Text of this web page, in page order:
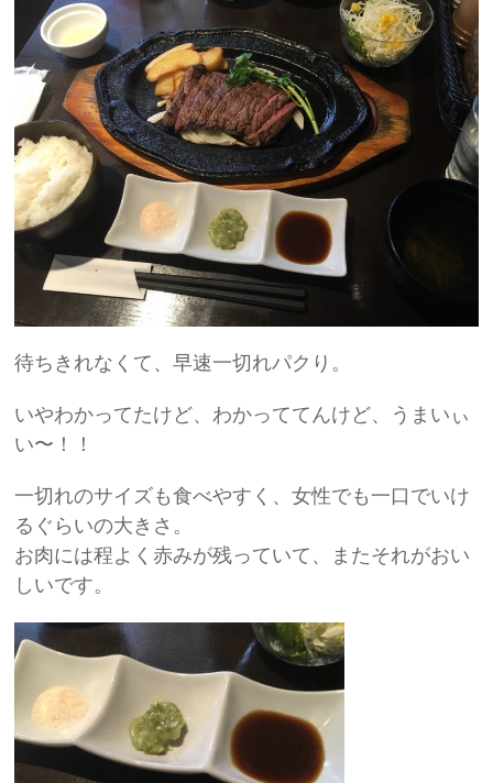
待ちきれなくて、早速一切れパクり。
いやわかってたけど、わかっててんけど、うまいぃ
い〜！！
一切れのサイズも食べやすく、女性でも一口でいけ
るぐらいの大きさ。
お肉には程よく赤みが残っていて、またそれがおい
しいです。